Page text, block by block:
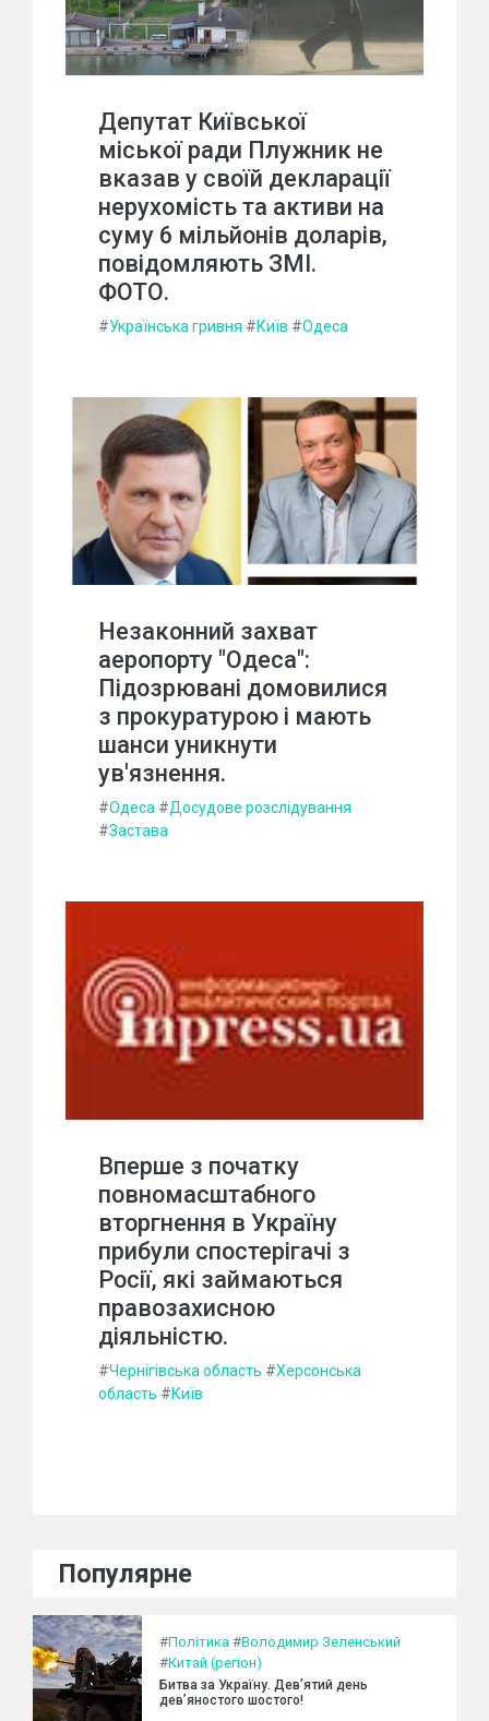
Депутат Київської
міської ради Плужник не
вказав у своїй декларації
нерухомість та активи на
суму 6 мільйонів доларів,
повідомляють ЗМІ.
ФОТО.
#Українська гривня #Київ #Одеса
Незаконний захват
аеропорту "Одеса":
Підозрювані домовилися
з прокуратурою і мають
шанси уникнути
ув'язнення.
#Одеса #Досудове розслідування
#Застава
Вперше з початку
повномасштабного
вторгнення в Україну
прибули спостерігачі з
Росії, які займаються
правозахисною
діяльністю.
#Чернігівська область #Херсонська
область #Київ
Популярне
#Політика #Володимир Зеленський
#Китай (регіон)
Битва за Україну. Дев’ятий день
дев’яностого шостого!